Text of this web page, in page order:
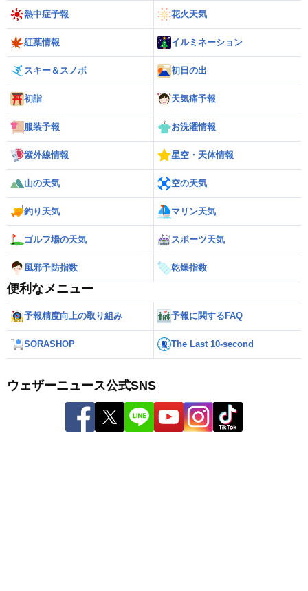
熱中症予報 花火天気
紅葉情報 イルミネーション
スキー＆スノボ 初日の出
初詣 天気痛予報
服装予報 お洗濯情報
紫外線情報 星空・天体情報
山の天気 空の天気
釣り天気 マリン天気
ゴルフ場の天気 スポーツ天気
風邪予防指数 乾燥指数
便利なメニュー
予報精度向上の取り組み 予報に関するFAQ
SORASHOP The Last 10-second
ウェザーニュース公式SNS